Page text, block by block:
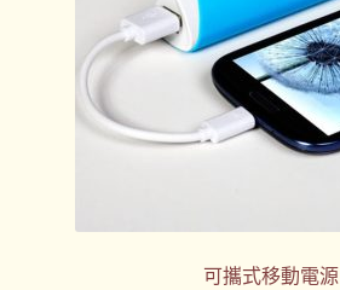
可攜式移動電源